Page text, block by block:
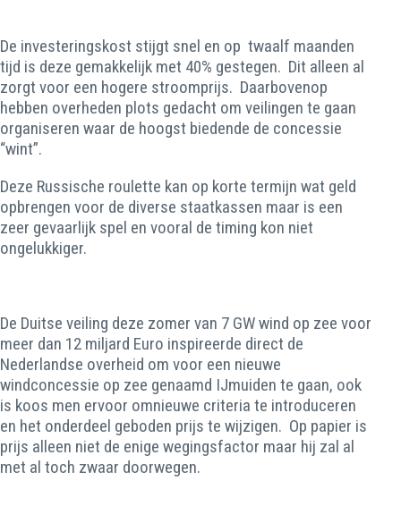
De investeringskost stijgt snel en op twaalf maanden
tijd is deze gemakkelijk met 40% gestegen. Dit alleen al
zorgt voor een hogere stroomprijs. Daarbovenop
hebben overheden plots gedacht om veilingen te gaan
organiseren waar de hoogst biedende de concessie
“wint”.
Deze Russische roulette kan op korte termijn wat geld
opbrengen voor de diverse staatkassen maar is een
zeer gevaarlijk spel en vooral de timing kon niet
ongelukkiger.
De Duitse veiling deze zomer van 7 GW wind op zee voor
meer dan 12 miljard Euro inspireerde direct de
Nederlandse overheid om voor een nieuwe
windconcessie op zee genaamd IJmuiden te gaan, ook
is koos men ervoor omnieuwe criteria te introduceren
en het onderdeel geboden prijs te wijzigen. Op papier is
prijs alleen niet de enige wegingsfactor maar hij zal al
met al toch zwaar doorwegen.